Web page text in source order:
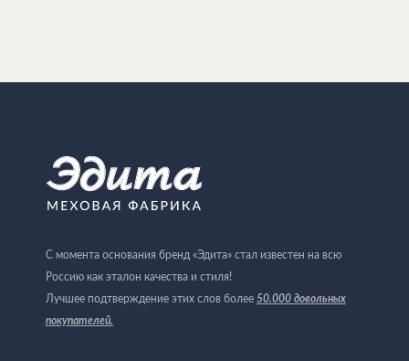
С момента основания бренд «Эдита» стал известен на всю
Россию как эталон качества и стиля!
Лучшее подтверждение этих слов более 50.000 довольных
покупателей.